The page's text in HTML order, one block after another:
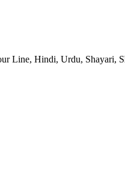
Line, Hindi, Urdu, Shayari,